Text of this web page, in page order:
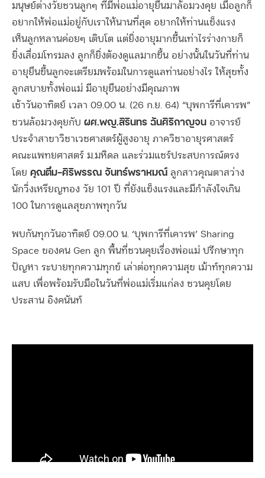
มนุษย์ต่างวัยชวนลูกๆ ที่มีพ่อแม่อายุยืนมาล้อมวงคุย เมื่อลูกก็
อยากให้พ่อแม่อยู่กับเราให้นานที่สุด อยากให้ท่านแข็งแรง
เห็นลูกหลานค่อยๆ เติบโต แต่ยิ่งอายุมากขึ้นเท่าไรร่างกายก็
ยิ่งเสื่อมโทรมลง ลูกก็ยิ่งต้องดูแลมากขึ้น อย่างนั้นในวันที่ท่าน
อายุยืนขึ้นลูกจะเตรียมพร้อมในการดูแลท่านอย่างไร ให้สุขทั้ง
ลูกสบายทั้งพ่อแม่ มีอายุยืนอย่างมีคุณภาพ
เช้าวันอาทิตย์ เวลา 09.00 น. (26 ก.ย. 64) “บุพการีที่เคารพ”
ชวนล้อมวงคุยกับ ผศ.พญ.สิรินทร ฉันศิริกาญจน อาจารย์
ประจำสาขาวิชาเวชศาสตร์ผู้สูงอายุ ภาควิชาอายุรศาสตร์
คณะแพทยศาสตร์ ม.มหิดล และร่วมแชร์ประสบการณ์ตรง
โดย คุณติ๋ม-ศิริพรรณ จันทร์พราหมณ์ ลูกสาวคุณตาสว่าง
นักวิ่งเหรียญทอง วัย 101 ปี ที่ยังแข็งแรงและมีกำลังใจเกิน
100 ในการดูแลสุขภาพทุกวัน
พบกันทุกวันอาทิตย์ 09.00 น. ‘บุพการีที่เคารพ’ Sharing
Space ของคน Gen ลูก พื้นที่ชวนคุยเรื่องพ่อแม่ ปรึกษาทุก
ปัญหา ระบายทุกความทุกข์ เล่าต่อทุกความสุข เม้าท์ทุกความ
แสบ เพื่อพร้อมรับมือในวันที่พ่อแม่เริ่มแก่ลง ชวนคุยโดย
ประสาน อิงคนันท์